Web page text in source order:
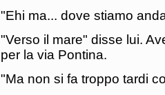
"Ehi ma... dove stiamo
"Verso il mare" disse lui.
per la via Pontina.
"Ma non si fa troppo tardi